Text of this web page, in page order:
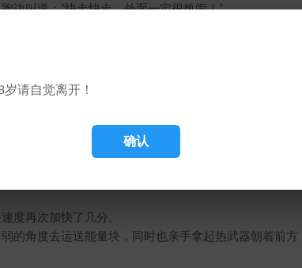
请自觉离开！
确认
叫道：“快走快走，外面一定很热闹！”
云飘动，紧紧跟在了两人后面。
下。”
帮忙么，让她留下做什么？”
会的战斗，不是地阶能应付的……”
小子死不了。”
下一点，飞快朝着避难所外跑去。
再次加快了几分。
角度去运送能量块，同时也亲手拿起热武器朝着前方